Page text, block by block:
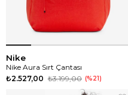
Nike
Nike Aura Sırt Çantası
₺2.527,00 ₺3.199,00 %21